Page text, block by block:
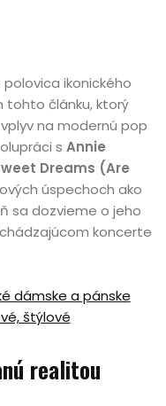
ikonického
tohto článku, ktorý
na modernú pop
sAnnie
Dreams (Are
úspechoch ako
sa dozvieme o jeho
koncerte
dámske a pánske
štýlové
realitou